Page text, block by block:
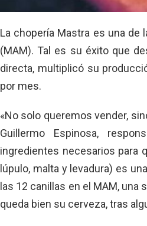
La chopería Mastra es una de
(MAM). Tal es su éxito que
directa, multiplicó su
por mes.
«No solo queremos vender,
Guillermo Espinosa,
ingredientes necesarios para
lúpulo, malta y levadura) es
las 12 canillas en el MAM, una
queda bien su cerveza, tras